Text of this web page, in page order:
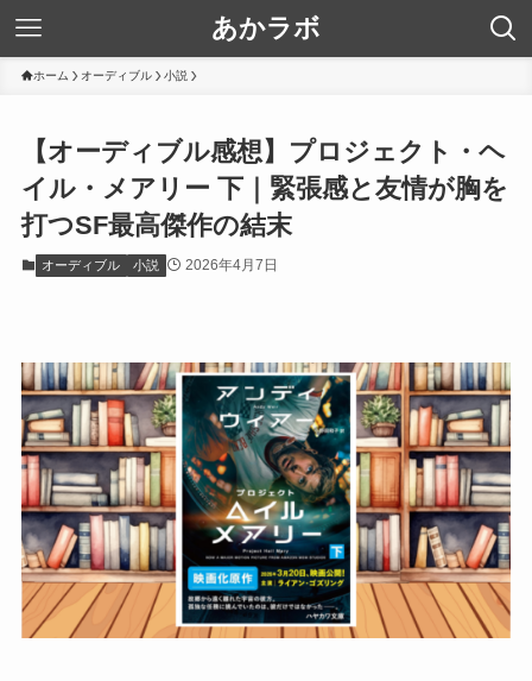
あかラボ
ホーム オーディブル 小説
【オーディブル感想】プロジェクト・ヘ
イル・メアリー 下｜緊張感と友情が胸を
打つSF最高傑作の結末
オーディブル 小説 2026年4月7日